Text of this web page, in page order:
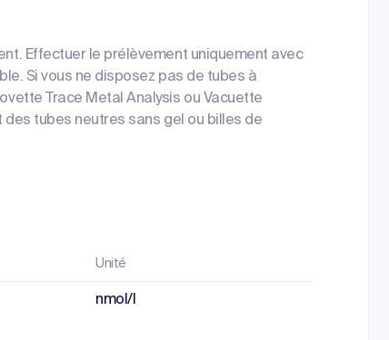
Effectuer le prélèvement uniquement avec
Si vous ne disposez pas de tubes à
Trace Metal Analysis ou Vacuette
des tubes neutres sans gel ou billes de
Unité
nmol/l